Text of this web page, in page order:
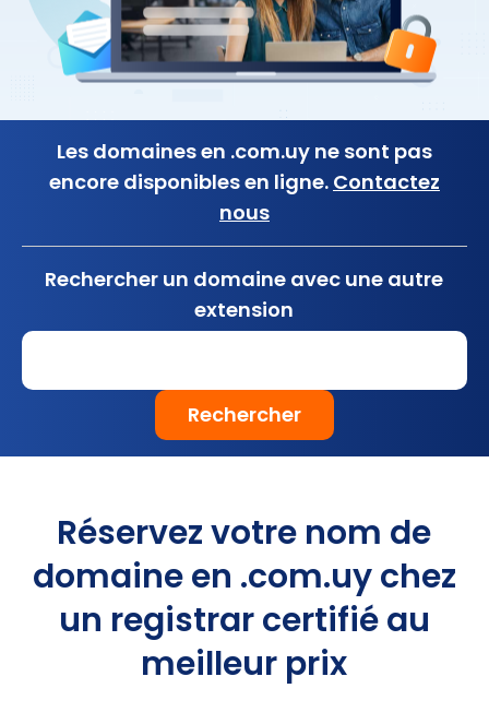
Les domaines en .com.uy ne sont pas
encore disponibles en ligne. Contactez
nous
Rechercher un domaine avec une autre
extension
Rechercher
Réservez votre nom de
domaine en .com.uy chez
un registrar certifié au
meilleur prix